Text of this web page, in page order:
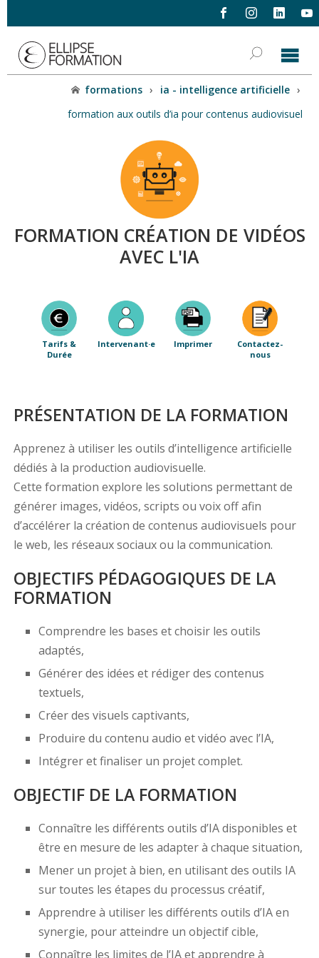
formations › ia - intelligence artificielle ›
formation aux outils d’ia pour contenus audiovisuel
FORMATION CRÉATION DE VIDÉOS
AVEC L'IA
Tarifs &
Durée
Intervenant·e Imprimer
Contactez-
nous
PRÉSENTATION DE LA FORMATION
Apprenez à utiliser les outils d’intelligence artificielle
dédiés à la production audiovisuelle.
Cette formation explore les solutions permettant de
générer images, vidéos, scripts ou voix off afin
d’accélérer la création de contenus audiovisuels pour
le web, les réseaux sociaux ou la communication.
OBJECTIFS PÉDAGOGIQUES DE LA
FORMATION
Comprendre les bases et choisir les outils
adaptés,
Générer des idées et rédiger des contenus
textuels,
Créer des visuels captivants,
Produire du contenu audio et vidéo avec l’IA,
Intégrer et finaliser un projet complet.
OBJECTIF DE LA FORMATION
Connaître les différents outils d’IA disponibles et
être en mesure de les adapter à chaque situation,
Mener un projet à bien, en utilisant des outils IA
sur toutes les étapes du processus créatif,
Apprendre à utiliser les différents outils d’IA en
synergie, pour atteindre un objectif cible,
Connaître les limites de l’IA et apprendre à